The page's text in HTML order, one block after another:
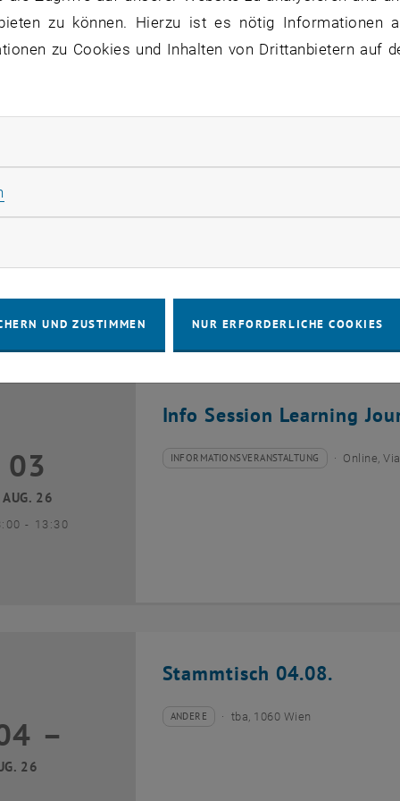
Juli 2026
28
-bis
17:00
Info Session Learning
August 2026
03
AUG. 26
- bis
13:30
Veranstaltungstyp:
INFORMATIONSVERANSTALTUNG
Veranstaltungsort: Online,
Stammtisch 04.08.
26
– Veranstaltungstyp:
ANDERE
Veranstaltungsort:tba, 1060 Wien
zu können. Hierzu ist es nötig Informationen
zu Cookies und Inhalten von Drittanbietern auf
Cookies zulassen
UND ZUSTIMMEN NUR ERFORDERLICHE COOKIES